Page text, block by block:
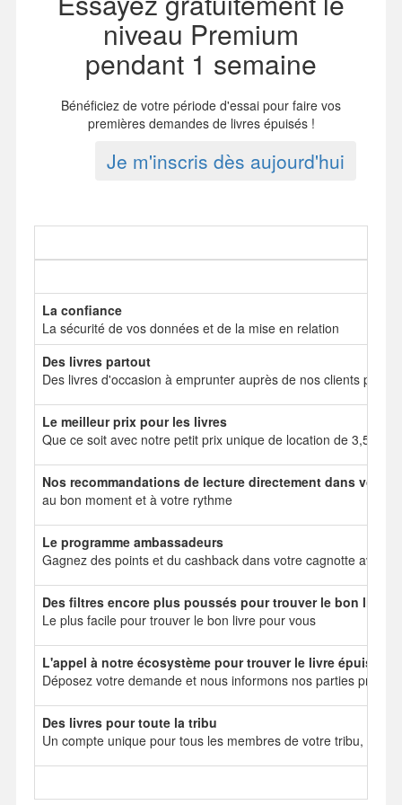
niveau Premium
pendant 1 semaine
Bénéficiez de votre période d'essai pour faire vos
premières demandes de livres épuisés !
Je m'inscris dès aujourd'hui
La confiance
La sécurité de vos données et de la mise en relation
Des livres partout
Des livres d'occasion à emprunter auprès de nos clients
Le meilleur prix pour les livres
Que ce soit avec notre petit prix unique de location de 3,50
Nos recommandations de lecture directement dans votre
au bon moment et à votre rythme
Le programme ambassadeurs
Gagnez des points et du cashback dans votre cagnotte avec
Des filtres encore plus poussés pour trouver le bon livre
Le plus facile pour trouver le bon livre pour vous
L'appel à notre écosystème pour trouver le livre épuisé
Déposez votre demande et nous informons nos parties
Des livres pour toute la tribu
Un compte unique pour tous les membres de votre tribu, mais